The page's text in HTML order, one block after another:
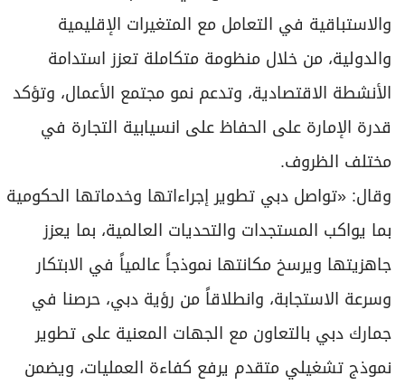
والاستباقية في التعامل مع المتغيرات الإقليمية
والدولية، من خلال منظومة متكاملة تعزز استدامة
الأنشطة الاقتصادية، وتدعم نمو مجتمع الأعمال، وتؤكد
قدرة الإمارة على الحفاظ على انسيابية التجارة في
مختلف الظروف.
وقال: «تواصل دبي تطوير إجراءاتها وخدماتها الحكومية
بما يواكب المستجدات والتحديات العالمية، بما يعزز
جاهزيتها ويرسخ مكانتها نموذجاً عالمياً في الابتكار
وسرعة الاستجابة، وانطلاقاً من رؤية دبي، حرصنا في
جمارك دبي بالتعاون مع الجهات المعنية على تطوير
نموذج تشغيلي متقدم يرفع كفاءة العمليات، ويضمن